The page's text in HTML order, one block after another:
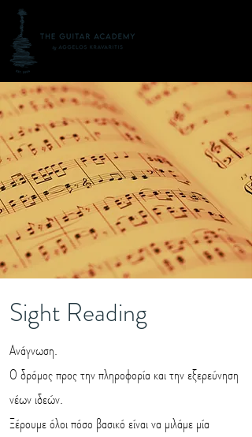
Sight Reading
Ανάγνωση.
Ο δρόμος προς την πληροφορία και την εξερεύνηση
νέων ιδεών.
Ξέρουμε όλοι πόσο βασικό είναι να μιλάμε μία